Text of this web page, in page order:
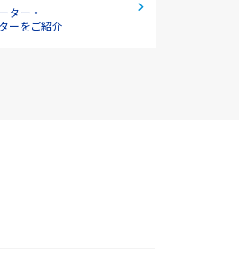
ター・
ーをご紹介